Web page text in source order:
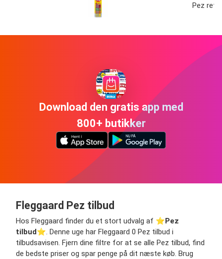
Pez
Download den gratis app med
800+ butikker
Fleggaard Pez tilbud
Hos Fleggaard finder du et stort udvalg af ⭐️Pez
tilbud⭐️. Denne uge har Fleggaard 0 Pez tilbud i
tilbudsavisen. Fjern dine filtre for at se alle Pez tilbud, find
de bedste priser og spar penge på dit næste køb. Brug